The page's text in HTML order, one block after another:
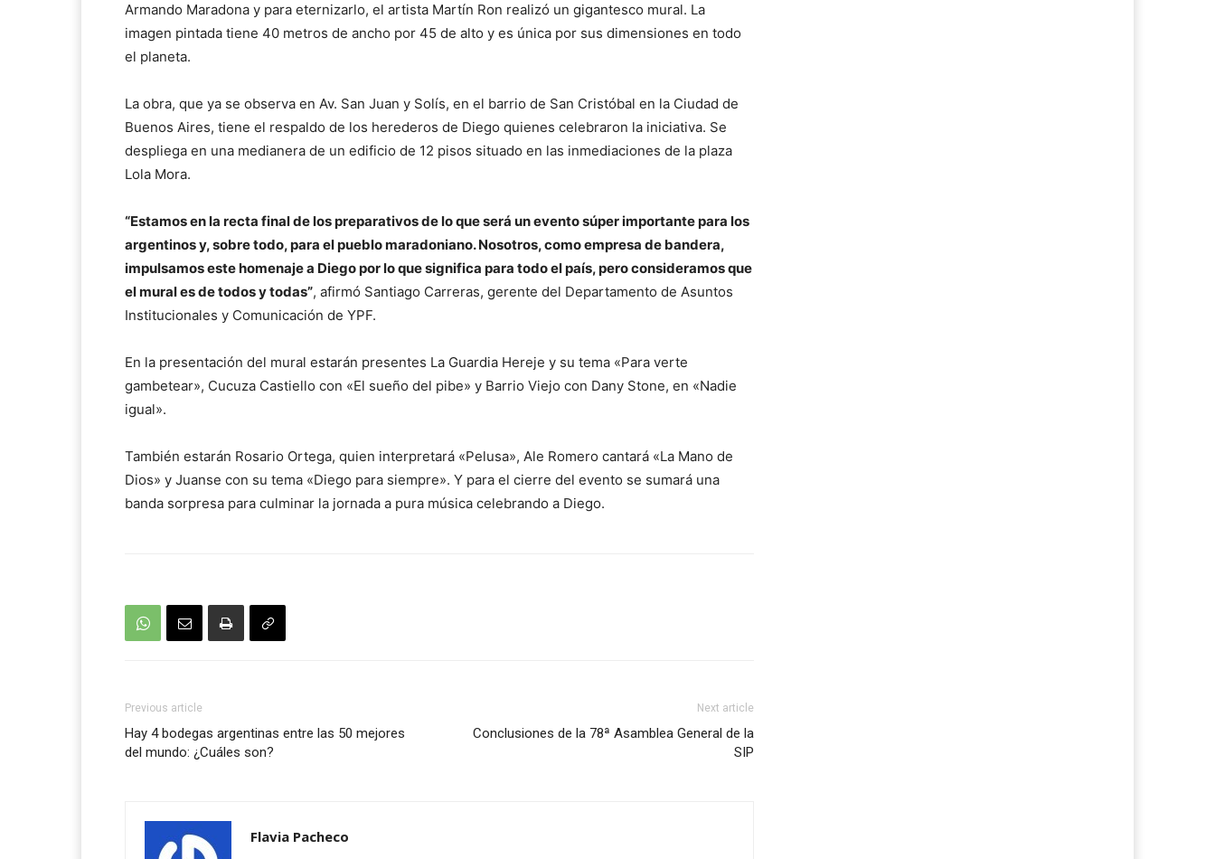
Armando Maradona y para eternizarlo, el artista Martín Ron realizó un gigantesco mural. La
imagen pintada tiene 40 metros de ancho por 45 de alto y es única por sus dimensiones en todo
el planeta.
La obra, que ya se observa en Av. San Juan y Solís, en el barrio de San Cristóbal en la Ciudad de
Buenos Aires, tiene el respaldo de los herederos de Diego quienes celebraron la iniciativa. Se
despliega en una medianera de un edificio de 12 pisos situado en las inmediaciones de la plaza
Lola Mora.
“Estamos en la recta final de los preparativos de lo que será un evento súper importante para los
argentinos y, sobre todo, para el pueblo maradoniano. Nosotros, como empresa de bandera,
impulsamos este homenaje a Diego por lo que significa para todo el país, pero consideramos que
el mural es de todos y todas”, afirmó Santiago Carreras, gerente del Departamento de Asuntos
Institucionales y Comunicación de YPF.
En la presentación del mural estarán presentes La Guardia Hereje y su tema «Para verte
gambetear», Cucuza Castiello con «El sueño del pibe» y Barrio Viejo con Dany Stone, en «Nadie
igual».
También estarán Rosario Ortega, quien interpretará «Pelusa», Ale Romero cantará «La Mano de
Dios» y Juanse con su tema «Diego para siempre». Y para el cierre del evento se sumará una
banda sorpresa para culminar la jornada a pura música celebrando a Diego.
Previous article
Hay 4 bodegas argentinas entre las 50 mejores
del mundo: ¿Cuáles son?
Next article
Conclusiones de la 78ª Asamblea General de la
SIP
Flavia Pacheco